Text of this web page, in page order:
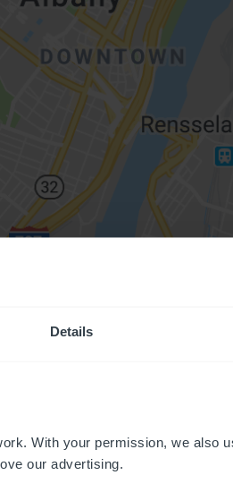
Details
With your permission, we also
our advertising.